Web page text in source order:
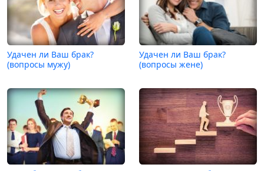
Удачен ли Ваш брак?
(вопросы мужу)
Удачен ли Ваш брак?
(вопросы жене)